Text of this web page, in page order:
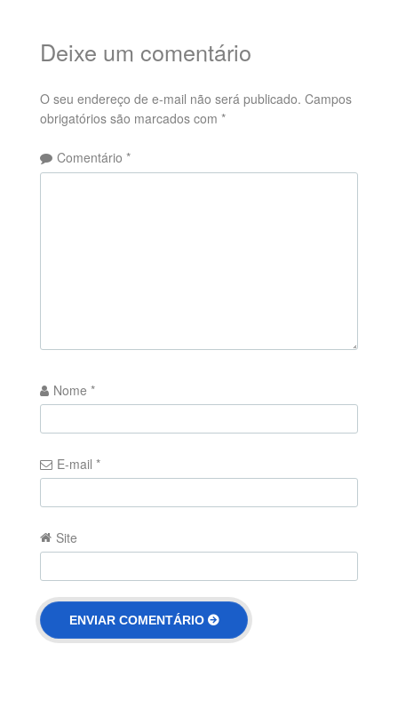
Deixe um comentário
O seu endereço de e-mail não será publicado. Campos
obrigatórios são marcados com *
Comentário *
Nome *
E-mail *
Site